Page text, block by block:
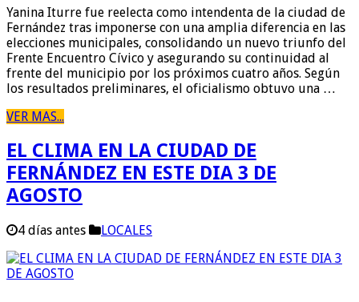
Yanina Iturre fue reelecta como intendenta de la ciudad de
Fernández tras imponerse con una amplia diferencia en las
elecciones municipales, consolidando un nuevo triunfo del
Frente Encuentro Cívico y asegurando su continuidad al
frente del municipio por los próximos cuatro años. Según
los resultados preliminares, el oficialismo obtuvo una …
VER MAS...
EL CLIMA EN LA CIUDAD DE
FERNÁNDEZ EN ESTE DIA 3 DE
AGOSTO
4 días antes LOCALES